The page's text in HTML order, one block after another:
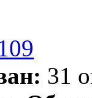
31